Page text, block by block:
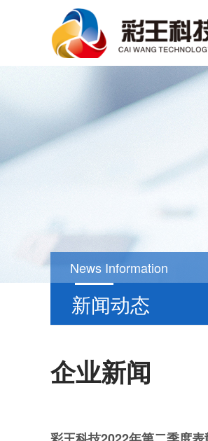
News Information
新闻动态
企业新闻